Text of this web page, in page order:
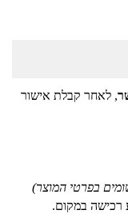
, לאחר קבלת אישור
בפרטי המוצר)
רכישה במקום.